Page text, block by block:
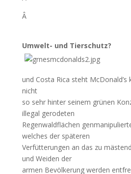
Â
Umwelt- und Tierschutz?
und Costa Rica steht
nicht
so sehr hinter seinem grünen
illegal gerodeten
Regenwaldflächen
welches der späteren
Verfütterungen an das zu
und Weiden der
armen Bevölkerung werden